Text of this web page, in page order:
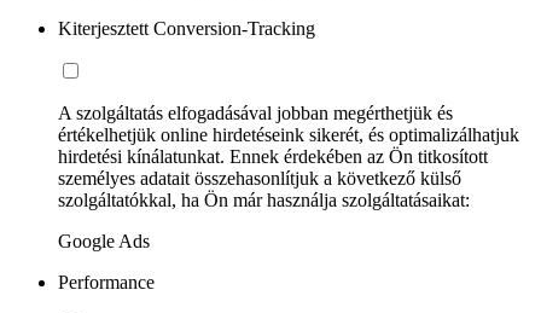
Kiterjesztett Conversion-Tracking
A szolgáltatás elfogadásával jobban megérthetjük és
értékelhetjük online hirdetéseink sikerét, és optimalizálhatjuk
hirdetési kínálatunkat. Ennek érdekében az Ön titkosított
személyes adatait összehasonlítjuk a következő külső
szolgáltatókkal, ha Ön már használja szolgáltatásaikat:
Google Ads
Performance